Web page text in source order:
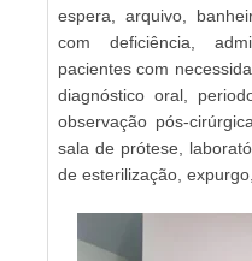
espera, arquivo,
com deficiência,
pacientes com
diagnóstico oral,
observação pós-
sala de prótese,
de esterilização,